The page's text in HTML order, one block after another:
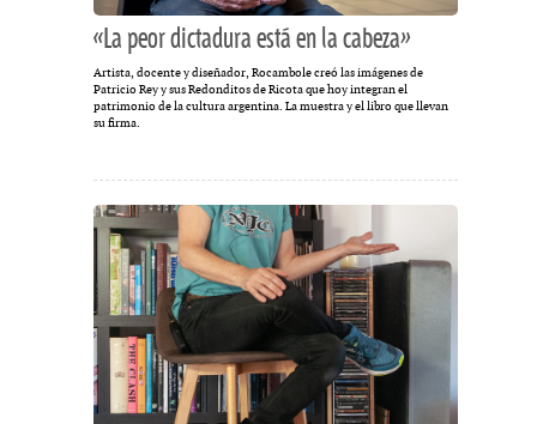
«La peor dictadura está en la cabeza»
Artista, docente y diseñador, Rocambole creó las imágenes de
Patricio Rey y sus Redonditos de Ricota que hoy integran el
patrimonio de la cultura argentina. La muestra y el libro que llevan
su firma.